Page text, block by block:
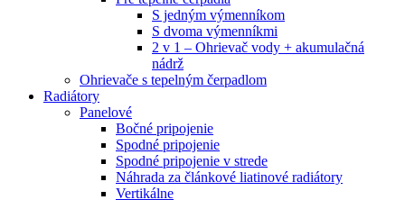
S jedným výmenníkom
S dvoma výmenníkmi
2 v 1 – Ohrievač vody + akumulačná
nádrž
Ohrievače s tepelným čerpadlom
Radiátory
Panelové
Bočné pripojenie
Spodné pripojenie
Spodné pripojenie v strede
Náhrada za článkové liatinové radiátory
Vertikálne